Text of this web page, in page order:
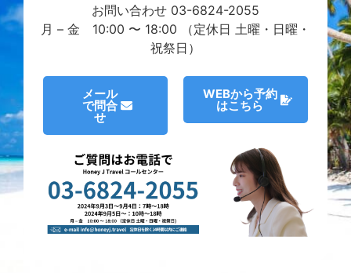
お問い合わせ 03-6824-2055
月 – 金 10:00 〜 18:00 （定休日 土曜・日曜・
祝祭日）
メール
で問合
せ
WEBから予約
はこちら